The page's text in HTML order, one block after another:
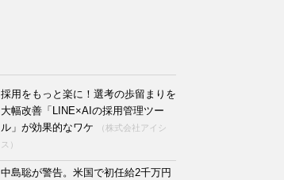
採用をもっと楽に！選考の歩留まりを
大幅改善「LINE×AIの採用管理ツー
ル」が効果的なワケ
（株式会社アイシ
ス）
中島聡が警告。米国で初任給2千万円